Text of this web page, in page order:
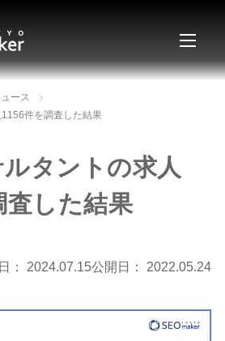
ース
件を調査した結果
タントの求人
査した結果
：
2024.07.15公開日： 2022.05.24